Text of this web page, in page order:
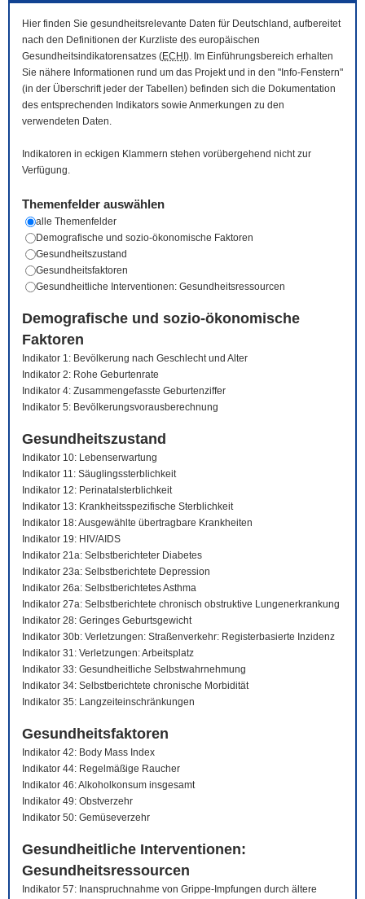
Hier finden Sie gesundheitsrelevante Daten für Deutschland, aufbereitet
nach den Definitionen der Kurzliste des europäischen
Gesundheitsindikatorensatzes (ECHI ). Im Einführungsbereich erhalten
Sie nähere Informationen rund um das Projekt und in den "Info-Fenstern"
(in der Überschrift jeder der Tabellen) befinden sich die Dokumentation
des entsprechenden Indikators sowie Anmerkungen zu den
verwendeten Daten.
Indikatoren in eckigen Klammern stehen vorübergehend nicht zur
Verfügung.
Themenfelder auswählen
alle Themenfelder
Demografische und sozio-ökonomische Faktoren
Gesundheitszustand
Gesundheitsfaktoren
Gesundheitliche Interventionen: Gesundheitsressourcen
Demografische und sozio-ökonomische
Faktoren
Indikator 1: Bevölkerung nach Geschlecht und Alter
Indikator 2: Rohe Geburtenrate
Indikator 4: Zusammengefasste Geburtenziffer
Indikator 5: Bevölkerungsvorausberechnung
Gesundheitszustand
Indikator 10: Lebenserwartung
Indikator 11: Säuglingssterblichkeit
Indikator 12: Perinatalsterblichkeit
Indikator 13: Krankheitsspezifische Sterblichkeit
Indikator 18: Ausgewählte übertragbare Krankheiten
Indikator 19: HIV/AIDS
Indikator 21a: Selbstberichteter Diabetes
Indikator 23a: Selbstberichtete Depression
Indikator 26a: Selbstberichtetes Asthma
Indikator 27a: Selbstberichtete chronisch obstruktive Lungenerkrankung
Indikator 28: Geringes Geburtsgewicht
Indikator 30b: Verletzungen: Straßenverkehr: Registerbasierte Inzidenz
Indikator 31: Verletzungen: Arbeitsplatz
Indikator 33: Gesundheitliche Selbstwahrnehmung
Indikator 34: Selbstberichtete chronische Morbidität
Indikator 35: Langzeiteinschränkungen
Gesundheitsfaktoren
Indikator 42: Body Mass Index
Indikator 44: Regelmäßige Raucher
Indikator 46: Alkoholkonsum insgesamt
Indikator 49: Obstverzehr
Indikator 50: Gemüseverzehr
Gesundheitliche Interventionen:
Gesundheitsressourcen
Indikator 57: Inanspruchnahme von Grippe-Impfungen durch ältere